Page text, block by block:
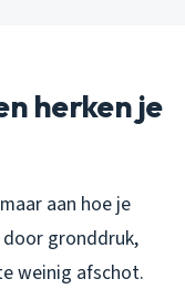
herken je
aan hoe je
door gronddruk,
weinig afschot.